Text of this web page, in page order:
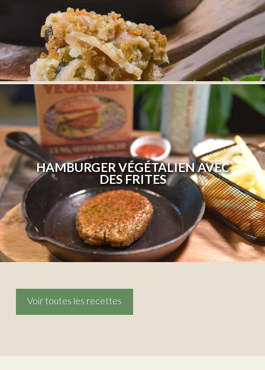
HAMBURGER VÉGÉTALIEN AVEC
DES FRITES
Voir toutes les recettes